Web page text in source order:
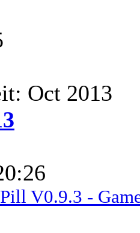
Oct 2013
V0.9.3 -